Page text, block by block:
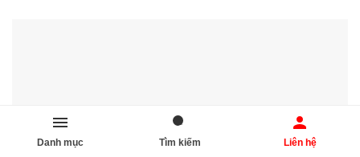
Danh mục Tìm kiếm Liên hệ